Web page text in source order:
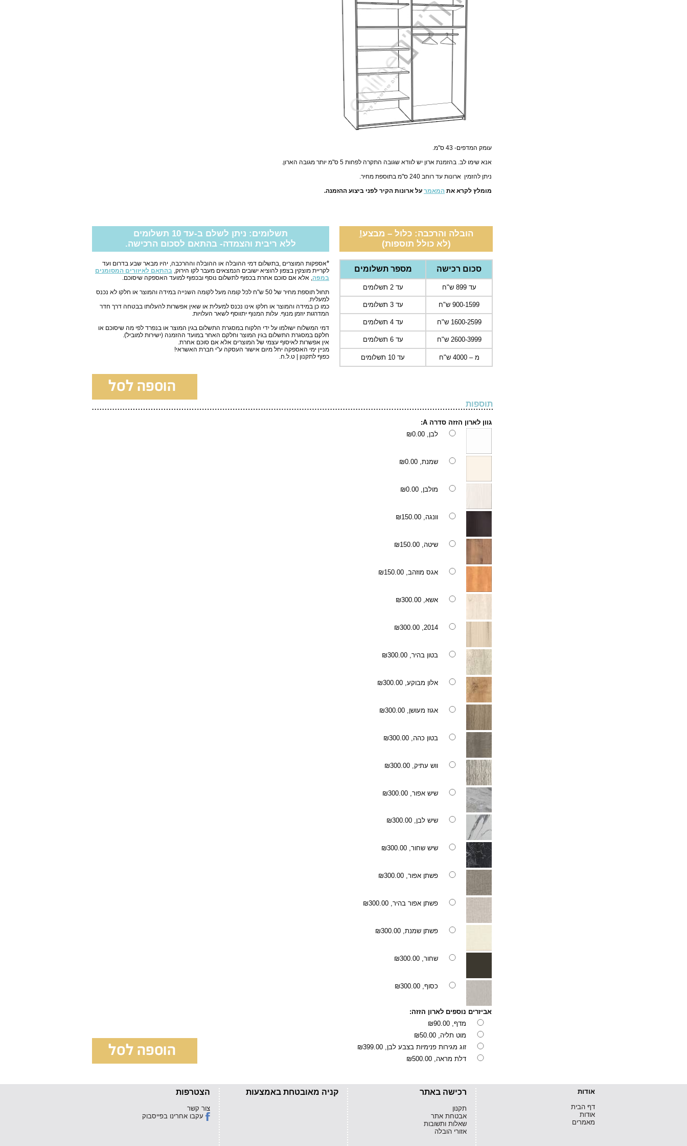
עומק המדפים- 43 ס"מ.
אנא שימו לב. בהזמנת ארון יש לוודא שגובה התקרה לפחות 5 ס"מ יותר מגובה הארון.
ניתן להזמין ארונות עד רוחב 240 ס"מ בתוספת מחיר.
מומלץ לקרא את המאמר על ארונות הקיר לפני ביצוע ההזמנה.
הובלה והרכבה: כלול – מבצע!
(לא כולל תוספות)
תשלומים: ניתן לשלם ב-עד 10 תשלומים
ללא ריבית והצמדה- בהתאם לסכום הרכישה.
סכום רכישה מספר תשלומים
עד 899 ש"ח עד 2 תשלומים
900-1599 ש"ח עד 3 תשלומים
1600-2599 ש"ח עד 4 תשלומים
2600-3999 ש"ח עד 6 תשלומים
מ – 4000 ש"ח עד 10 תשלומים
*אספקות המוצרים ,בתשלום דמי ההובלה או ההובלה וההרכבה, יהיו מבאר שבע בדרום ועד
לקריית מוצקין בצפון להוציא ישובים הנמצאים מעבר לקו הירוק, בהתאם לאיזורים המסומנים
במפה , אלא אם סוכם אחרת בכפוף לתשלום נוסף ובכפוף למועד האספקה שיסוכם.
תחול תוספת מחיר של 50 ש"ח לכל קומה מעל לקומה השנייה במידה והמוצר או חלקו לא נכנס
למעלית.
כמו כן במידה והמוצר או חלקו אינו נכנס למעלית או שאין אפשרות להעלותו בבטחה דרך חדר
המדרגות יוזמן מנוף. עלות המנוף יתווסף לשאר העלויות.
דמי המשלוח ישולמו על ידי הלקוח במסגרת התשלום בגין המוצר או בנפרד לפי מה שיסוכם או
חלקם במסגרת התשלום בגין המוצר וחלקם האחר במועד ההזמנה (ישירות למוביל).
אין אפשרות לאיסוף עצמי של המוצרים אלא אם סוכם אחרת.
מניין ימי האספקה יחל מיום אישור העסקה ע"י חברת האשראי!
כפוף לתקנון | ט.ל.ח.
תוספות
גוון לארון הזזה סדרה A:
לבן, ₪0.00
שמנת, ₪0.00
מולבן, ₪0.00
וונגה, ₪150.00
שיטה, ₪150.00
אגס מוזהב, ₪150.00
אשא, ₪300.00
2014,
₪300.00
בטון בהיר, ₪300.00
אלון מבוקע, ₪300.00
אגוז מעושן, ₪300.00
בטון כהה, ₪300.00
ווש עתיק, ₪300.00
שיש אפור, ₪300.00
שיש לבן, ₪300.00
שיש שחור, ₪300.00
פשתן אפור, ₪300.00
פשתן אפור בהיר, ₪300.00
פשתן שמנת, ₪300.00
שחור, ₪300.00
כסוף, ₪300.00
אביזרים נוספים לארון הזזה:
מדף, ₪90.00
מוט תליה, ₪50.00
זוג מגירות פנימיות בצבע לבן, ₪399.00
דלת מראה, ₪500.00
אודות
דף הבית
אודות
מאמרים
רכישה באתר
תקנון
אבטחת אתר
שאלות ותשובות
אזורי הובלה
קניה מאובטחת באמצעות הצטרפות
צור קשר
עקבו אחרינו בפייסבוק